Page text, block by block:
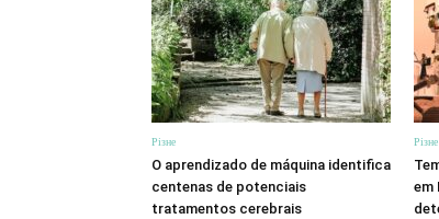
Різне
O aprendizado de máquina identifica
centenas de potenciais
tratamentos cerebrais
Різне
em